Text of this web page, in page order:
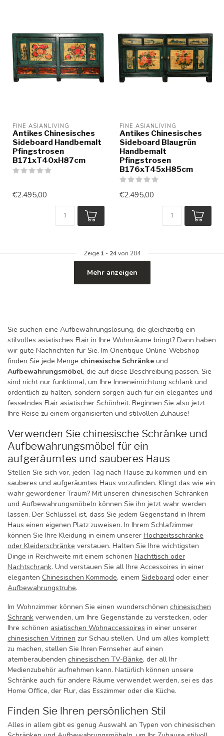
FINE ASIANLIVING
Antikes Chinesisches
Sideboard Handbemalt
Pfingstrosen
B171xT40xH87cm
€2.495,00
FINE ASIANLIVING
Antikes Chinesisches
Sideboard Blaugrün
Handbemalt
Pfingstrosen
B176xT45xH85cm
€2.495,00
Zeige 1- 24von 204
Mehr anzeigen
Sie suchen eine Aufbewahrungslösung, die gleichzeitig ein
stilvolles asiatisches Flair in Ihre Wohnräume bringt? Dann haben
wir gute Nachrichten für Sie. Im Orientique Online-Webshop
finden Sie jede Menge chinesische Schränke und
Aufbewahrungsmöbel, die auf diese Beschreibung passen. Sie
sind nicht nur funktional, um Ihre Inneneinrichtung schlank und
ordentlich zu halten, sondern sorgen auch für ein elegantes und
fesselndes Flair asiatischer Schönheit. Beginnen Sie also jetzt
Ihre Reise zu einem organisierten und stilvollen Zuhause!
Verwenden Sie chinesische Schränke und
Aufbewahrungsmöbel für ein
aufgeräumtes und sauberes Haus
Stellen Sie sich vor, jeden Tag nach Hause zu kommen und ein
sauberes und aufgeräumtes Haus vorzufinden. Klingt das wie ein
wahr gewordener Traum? Mit unseren chinesischen Schränken
und Aufbewahrungsmöbeln können Sie ihn jetzt wahr werden
lassen. Der Schlüssel ist, dass Sie jedem Gegenstand in Ihrem
Haus einen eigenen Platz zuweisen. In Ihrem Schlafzimmer
können Sie Ihre Kleidung in einem unserer Hochzeitsschränke
oder Kleiderschränke verstauen. Halten Sie Ihre wichtigsten
Dinge in Reichweite mit einem schönen Nachttisch oder
Nachtschrank. Und verstauen Sie all Ihre Accessoires in einer
eleganten Chinesischen Kommode, einem Sideboard oder einer
Aufbewahrungstruhe.
Im Wohnzimmer können Sie einen wunderschönen chinesischen
Schrank verwenden, um Ihre Gegenstände zu verstecken, oder
Ihre schönen asiatischen Wohnaccessoires in einer unserer
chinesischen Vitrinen zur Schau stellen. Und um alles komplett
zu machen, stellen Sie Ihren Fernseher auf einen
atemberaubenden chinesischen TV-Bänke, der all Ihr
Medienzubehör aufnehmen kann. Natürlich können unsere
Schränke auch für andere Räume verwendet werden, sei es das
Home Office, der Flur, das Esszimmer oder die Küche.
Finden Sie Ihren persönlichen Stil
Alles in allem gibt es genug Auswahl an Typen von chinesischen